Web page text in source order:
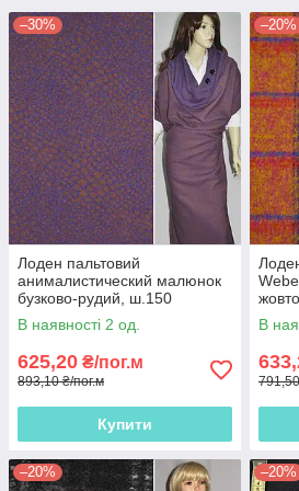
–30%
Лоден пальтовий
анималистический малюнок
бузково-рудий, ш.150
В наявності 2 од.
625,20 ₴/пог.м
893,10 ₴/пог.м
Купити
–20%
В
–20% –20%